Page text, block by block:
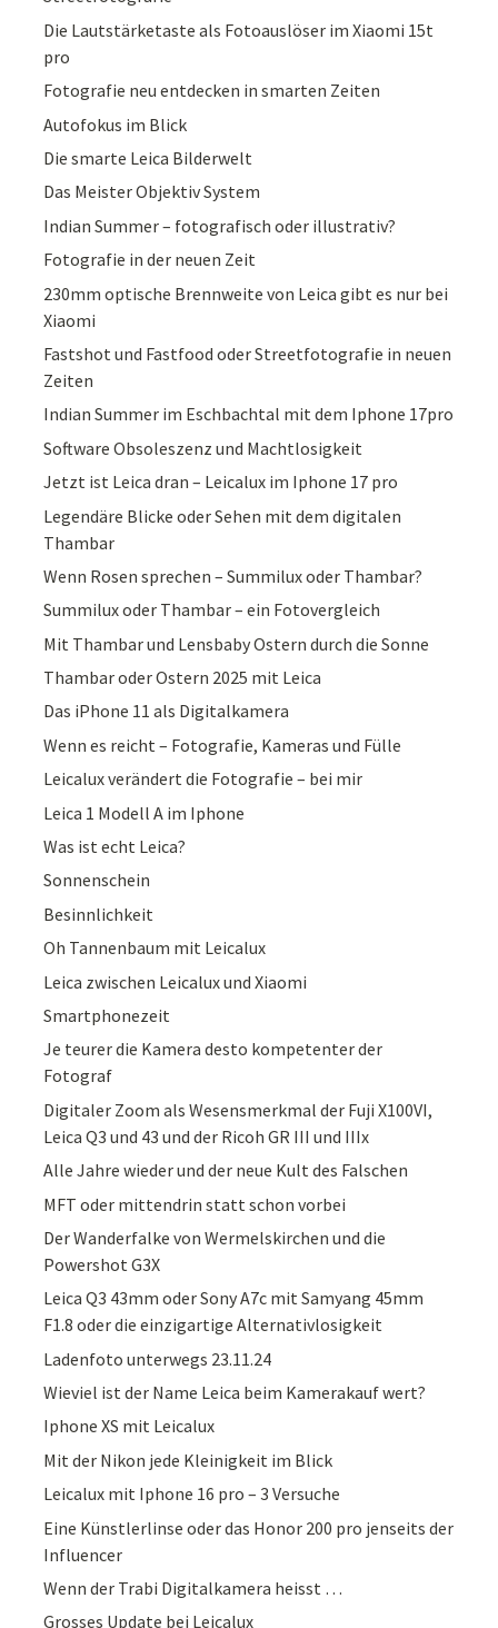
Die Lautstärketaste als Fotoauslöser im Xiaomi 15t
pro
Fotografie neu entdecken in smarten Zeiten
Autofokus im Blick
Die smarte Leica Bilderwelt
Das Meister Objektiv System
Indian Summer – fotografisch oder illustrativ?
Fotografie in der neuen Zeit
230mm optische Brennweite von Leica gibt es nur bei
Xiaomi
Fastshot und Fastfood oder Streetfotografie in neuen
Zeiten
Indian Summer im Eschbachtal mit dem Iphone 17pro
Software Obsoleszenz und Machtlosigkeit
Jetzt ist Leica dran – Leicalux im Iphone 17 pro
Legendäre Blicke oder Sehen mit dem digitalen
Thambar
Wenn Rosen sprechen – Summilux oder Thambar?
Summilux oder Thambar – ein Fotovergleich
Mit Thambar und Lensbaby Ostern durch die Sonne
Thambar oder Ostern 2025 mit Leica
Das iPhone 11 als Digitalkamera
Wenn es reicht – Fotografie, Kameras und Fülle
Leicalux verändert die Fotografie – bei mir
Leica 1 Modell A im Iphone
Was ist echt Leica?
Sonnenschein
Besinnlichkeit
Oh Tannenbaum mit Leicalux
Leica zwischen Leicalux und Xiaomi
Smartphonezeit
Je teurer die Kamera desto kompetenter der
Fotograf
Digitaler Zoom als Wesensmerkmal der Fuji X100VI,
Leica Q3 und 43 und der Ricoh GR III und IIIx
Alle Jahre wieder und der neue Kult des Falschen
MFT oder mittendrin statt schon vorbei
Der Wanderfalke von Wermelskirchen und die
Powershot G3X
Leica Q3 43mm oder Sony A7c mit Samyang 45mm
F1.8 oder die einzigartige Alternativlosigkeit
Ladenfoto unterwegs 23.11.24
Wieviel ist der Name Leica beim Kamerakauf wert?
Iphone XS mit Leicalux
Mit der Nikon jede Kleinigkeit im Blick
Leicalux mit Iphone 16 pro – 3 Versuche
Eine Künstlerlinse oder das Honor 200 pro jenseits der
Influencer
Wenn der Trabi Digitalkamera heisst …
Grosses Update bei Leicalux